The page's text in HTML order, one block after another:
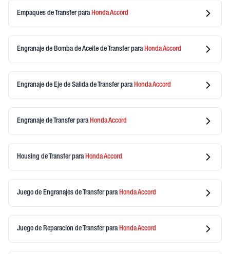
Empaques de Transferpara HondaAccord
Engranaje de Bomba de Aceite de Transferpara HondaAccord
Engranaje de Eje de Salida de Transferpara HondaAccord
Engranaje de Transferpara HondaAccord
Housing de Transferpara HondaAccord
Juego de Engranajes de Transferpara HondaAccord
Juego de Reparacion de Transferpara HondaAccord